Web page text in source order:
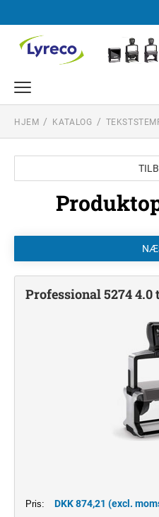
TEKSTSTEMPEL
DATO STEMPLER
PROFESSIONAL LINE
TEKSTPLADEKIT
TRODAT TEKSTPLADEKIT
HJEM KATALOG
Professional 5274 4.0
Pris: DKK 874,21 (excl.